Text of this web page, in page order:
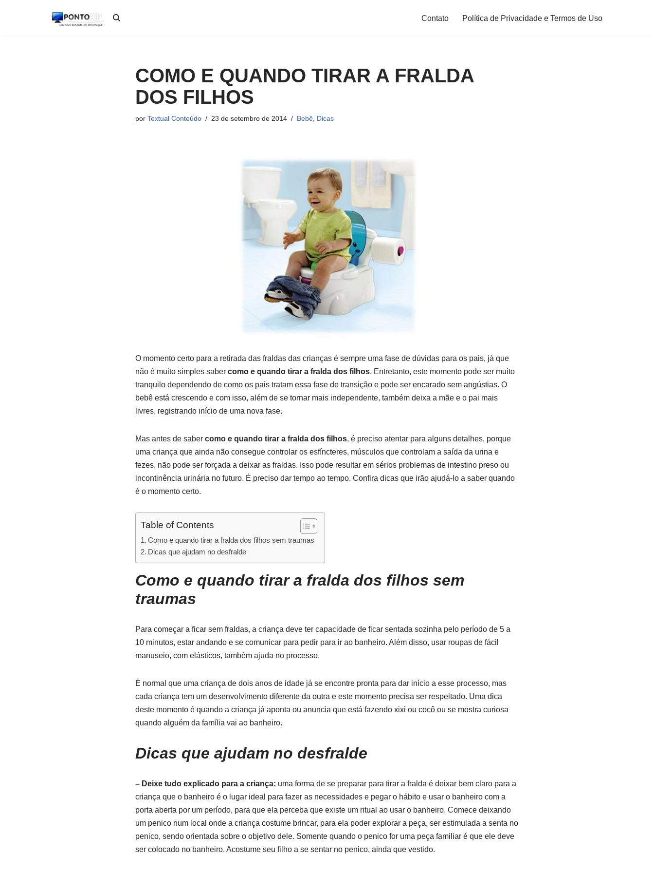
Contato Política de Privacidade e Termos de Uso
COMO E QUANDO TIRAR A FRALDA
DOS FILHOS
por Textual Conteúdo 23 de setembro de 2014 Bebê, Dicas
O momento certo para a retirada das fraldas das crianças é sempre uma fase de dúvidas para os pais, já que
não é muito simples saber como e quando tirar a fralda dos filhos. Entretanto, este momento pode ser muito
tranquilo dependendo de como os pais tratam essa fase de transição e pode ser encarado sem angústias. O
bebê está crescendo e com isso, além de se tornar mais independente, também deixa a mãe e o pai mais
livres, registrando início de uma nova fase.
Mas antes de saber como e quando tirar a fralda dos filhos, é preciso atentar para alguns detalhes, porque
uma criança que ainda não consegue controlar os esfíncteres, músculos que controlam a saída da urina e
fezes, não pode ser forçada a deixar as fraldas. Isso pode resultar em sérios problemas de intestino preso ou
incontinência urinária no futuro. É preciso dar tempo ao tempo. Confira dicas que irão ajudá-lo a saber quando
é o momento certo.
Table of Contents
Como e quando tirar a fralda dos filhos sem traumas
Dicas que ajudam no desfralde
Como e quando tirar a fralda dos filhos sem
traumas
Para começar a ficar sem fraldas, a criança deve ter capacidade de ficar sentada sozinha pelo período de 5 a
10 minutos, estar andando e se comunicar para pedir para ir ao banheiro. Além disso, usar roupas de fácil
manuseio, com elásticos, também ajuda no processo.
É normal que uma criança de dois anos de idade já se encontre pronta para dar início a esse processo, mas
cada criança tem um desenvolvimento diferente da outra e este momento precisa ser respeitado. Uma dica
deste momento é quando a criança já aponta ou anuncia que está fazendo xixi ou cocô ou se mostra curiosa
quando alguém da família vai ao banheiro.
Dicas que ajudam no desfralde
– Deixe tudo explicado para a criança: uma forma de se preparar para tirar a fralda é deixar bem claro para a
criança que o banheiro é o lugar ideal para fazer as necessidades e pegar o hábito e usar o banheiro com a
porta aberta por um período, para que ela perceba que existe um ritual ao usar o banheiro. Comece deixando
um penico num local onde a criança costume brincar, para ela poder explorar a peça, ser estimulada a senta no
penico, sendo orientada sobre o objetivo dele. Somente quando o penico for uma peça familiar é que ele deve
ser colocado no banheiro. Acostume seu filho a se sentar no penico, ainda que vestido.